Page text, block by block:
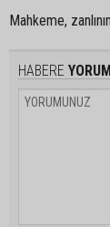
Mahkeme,
HABERE